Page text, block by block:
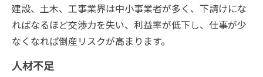
建設、土木、工事業界は中小事業者が多く、下請けにな
ればなるほど交渉力を失い、利益率が低下し、仕事が少
なくなれば倒産リスクが高まります。
人材不足